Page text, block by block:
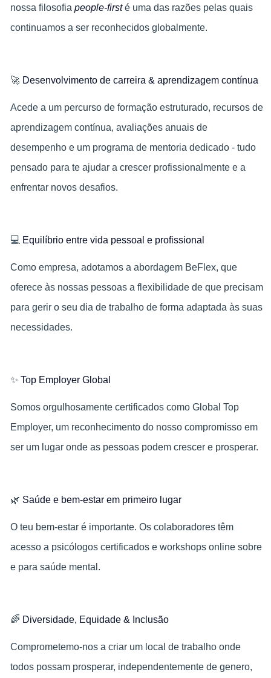
nossa filosofia people-firsté uma das razões pelas quais
continuamos a ser reconhecidos globalmente.
🚀 Desenvolvimento de carreira & aprendizagem contínua
Acede a um percurso de formação estruturado, recursos de
aprendizagem contínua, avaliações anuais de
desempenho e um programa de mentoria dedicado - tudo
pensado para te ajudar a crescer profissionalmente e a
enfrentar novos desafios.
💻 Equilíbrio entre vida pessoal e profissional
Como empresa, adotamos a abordagem BeFlex, que
oferece às nossas pessoas a flexibilidade de que precisam
para gerir o seu dia de trabalho de forma adaptada às suas
necessidades.
✨ Top Employer Global
Somos orgulhosamente certificados como Global Top
Employer, um reconhecimento do nosso compromisso em
ser um lugar onde as pessoas podem crescer e prosperar.
🌿 Saúde e bem-estar em primeiro lugar
O teu bem‑estar é importante. Os colaboradores têm
acesso a psicólogos certificados e workshops online sobre
e para saúde mental.
🌈 Diversidade, Equidade & Inclusão
Comprometemo-nos a criar um local de trabalho onde
todos possam prosperar, independentemente de genero,